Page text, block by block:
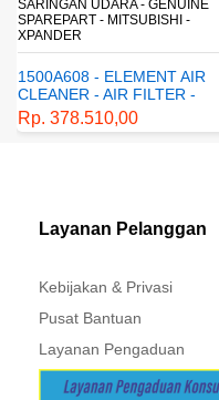
KANAN - GENUINE SPAREPART -
MITSUBISHI - XPANDER
SUSP LWR RH - KAMPAK
DEPAN BAWAH KANAN -
GENUINE SPAREPART -
MITSUBISHI - XPANDER
Rp. 2.941.500,00
Layanan Pelanggan
Kebijakan & Privasi
Pusat Bantuan
Layanan Pengaduan